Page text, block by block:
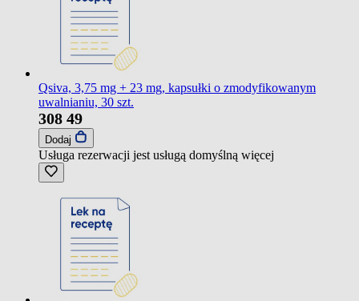
Qsiva, 3,75 mg + 23 mg, kapsułki o zmodyfikowanym
uwalnianiu, 30 szt.
308 49
Dodaj
Usługa rezerwacji jest usługą domyślną więcej